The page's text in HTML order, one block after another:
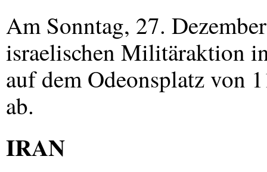
Am Sonntag, 27.
israelischen Militäraktion
auf dem Odeonsplatz von
ab.
IRAN